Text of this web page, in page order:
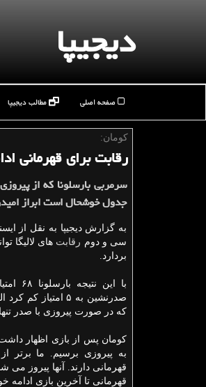
دیجیپا
صفحه اصلی مطالب دیجیپا
كومان:
رقابت برای قهرمانی
سرمربی بارسلونا که از
جدول خوشحال است ابراز
به گزارش دیجیپا به نقل از
سی و دوم رقابت
بردارد.
با
صدرنشین به ۵
که در صورت پیروزی با صدر تنها ۲ امتیاز فاصله خواهد داشت.
کومان پس از بازی اظهار
به پیروزی برسیم. ما برتر
قهرمانی دارند. آنها پیروز
قهرمانی تا آخرین بازی ادامه